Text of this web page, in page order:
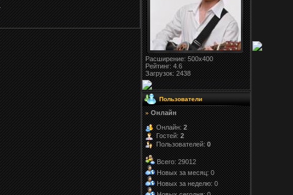
Расширение: 500x400
Рейтинг:4.6
Загрузок: 2438
Пользователи
» Онлайн
Онлайн:2
Гостей:2
Пользователей:0
Всего: 29012
Новых за месяц: 0
Новых за неделю: 0